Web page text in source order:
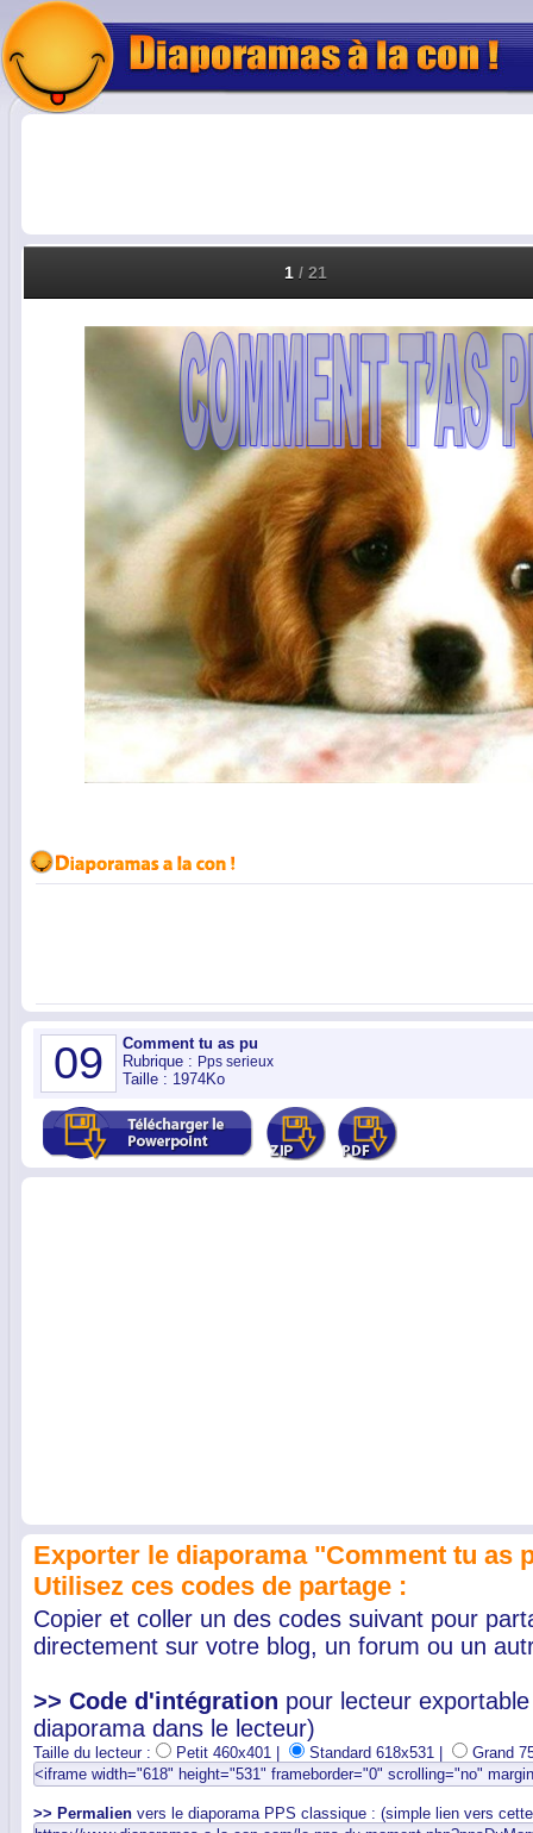
09
Comment tu as pu
Rubrique : Pps serieux
Taille : 1974Ko
Exporter le diaporama "Comment tu as
Utilisez ces codes de partage :
Copier et coller un des codes suivant pour
directement sur votre blog, un forum ou un
>> Code d'intégration pour lecteur
diaporama dans le lecteur)
Taille du lecteur : Petit 460x401 | Standard 618x531 | Grand
>> Permalien vers le diaporama PPS classique : (simple lien vers